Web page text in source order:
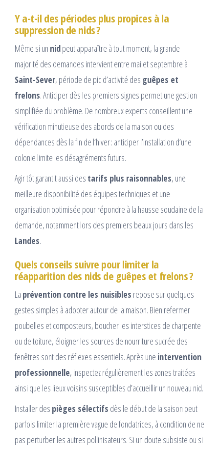
Y a-t-il des périodes plus propices à la
suppression de nids ?
Même si un nidpeut apparaître à tout moment, la grande
majorité des demandes intervient entre mai et septembre à
Saint-Sever, période de pic d’activité des guêpes et
frelons. Anticiper dès les premiers signes permet une gestion
simplifiée du problème. De nombreux experts conseillent une
vérification minutieuse des abords de la maison ou des
dépendances dès la fin de l’hiver : anticiper l’installation d’une
colonie limite les désagréments futurs.
Agir tôt garantit aussi des tarifs plus raisonnables, une
meilleure disponibilité des équipes techniques et une
organisation optimisée pour répondre à la hausse soudaine de la
demande, notamment lors des premiers beaux jours dans les
Landes.
Quels conseils suivre pour limiter la
réapparition des nids de guêpes et frelons ?
La prévention contre les nuisibles repose sur quelques
gestes simples à adopter autour de la maison. Bien refermer
poubelles et composteurs, boucher les interstices de charpente
ou de toiture, éloigner les sources de nourriture sucrée des
fenêtres sont des réflexes essentiels. Après une intervention
professionnelle, inspectez régulièrement les zones traitées
ainsi que les lieux voisins susceptibles d’accueillir un nouveau nid.
Installer des pièges sélectifs dès le début de la saison peut
parfois limiter la première vague de fondatrices, à condition de ne
pas perturber les autres pollinisateurs. Si un doute subsiste ou si